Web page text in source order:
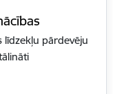
līdzekļu pārdevēju